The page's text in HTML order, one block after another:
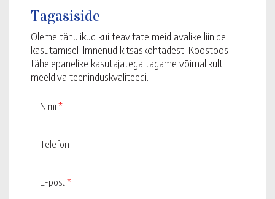
Tagasiside
Oleme tänulikud kui teavitate meid avalike liinide
kasutamisel ilmnenud kitsaskohtadest. Koostöös
tähelepanelike kasutajatega tagame võimalikult
meeldiva teeninduskvaliteedi.
Nimi *
Telefon
E-post*